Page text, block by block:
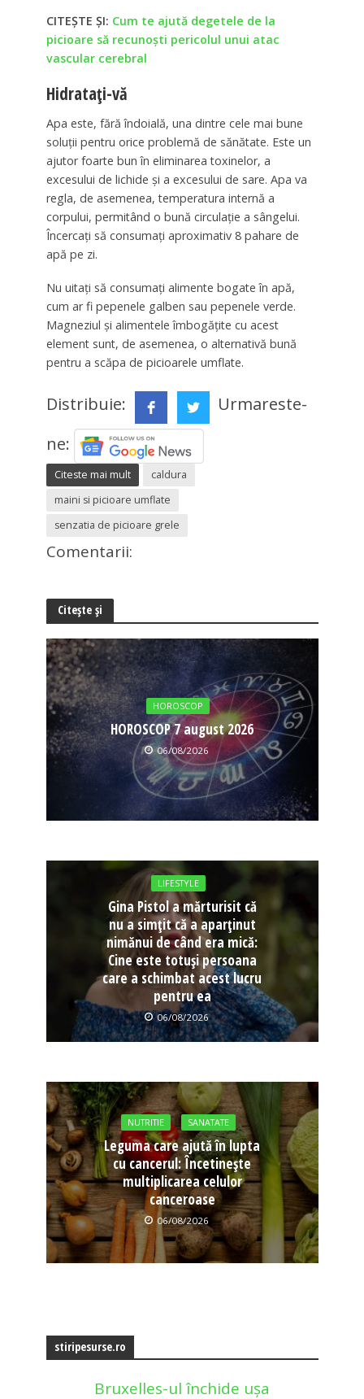
CITEȘTE ȘI: Cum te ajută degetele de la
picioare să recunoști pericolul unui atac
vascular cerebral
Hidratați-vă
Apa este, fără îndoială, una dintre cele mai bune
soluții pentru orice problemă de sănătate. Este un
ajutor foarte bun în eliminarea toxinelor, a
excesului de lichide și a excesului de sare. Apa va
regla, de asemenea, temperatura internă a
corpului, permitând o bună circulație a sângelui.
Încercați să consumați aproximativ 8 pahare de
apă pe zi.
Nu uitați să consumați alimente bogate în apă,
cum ar fi pepenele galben sau pepenele verde.
Magneziul și alimentele îmbogățite cu acest
element sunt, de asemenea, o alternativă bună
pentru a scăpa de picioarele umflate.
Distribuie:
Urmareste-
ne:
Citeste mai mult
caldura
maini si picioare umflate
senzatia de picioare grele
Comentarii:
Citește și
HOROSCOP
HOROSCOP 7 august 2026
06/08/2026
LIFESTYLE
Gina Pistol a mărturisit că
nu a simțit că a aparținut
nimănui de când era mică:
Cine este totuși persoana
care a schimbat acest lucru
pentru ea
06/08/2026
NUTRITIE SANATATE
Leguma care ajută în lupta
cu cancerul: Încetinește
multiplicarea celulor
canceroase
06/08/2026
stiripesurse.ro
Bruxelles-ul închide ușa